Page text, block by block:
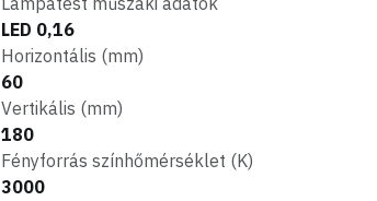
LED 0,16
Horizontális (mm)
60
Vertikális (mm)
180
Fényforrás színhőmérséklet (K)
3000